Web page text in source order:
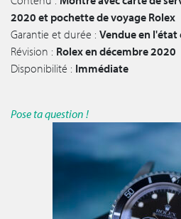
2020 et pochette de voyage Rolex
Garantie et durée : Vendue en
Révision : Rolex en décembre 2020
Disponibilité : Immédiate
Pose ta question !